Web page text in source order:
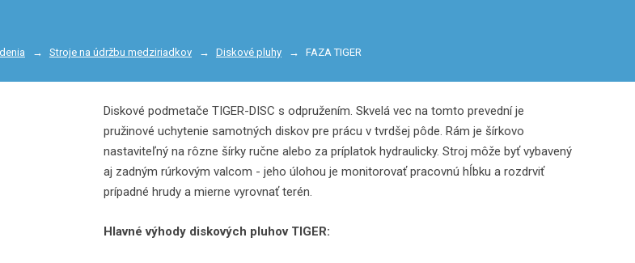
Stroje na údržbu medziriadkov Diskové pluhy FAZA TIGER
Diskové podmetače TIGER-DISC s odpružením. Skvelá vec na tomto prevední je
pružinové uchytenie samotných diskov pre prácu v tvrdšej pôde. Rám je šírkovo
nastaviteľný na rôzne šírky ručne alebo za príplatok hydraulicky. Stroj môže byť vybavený
aj zadným rúrkovým valcom - jeho úlohou je monitorovať pracovnú hĺbku a rozdrviť
prípadné hrudy a mierne vyrovnať terén.
Hlavné výhody diskových pluhov TIGER: